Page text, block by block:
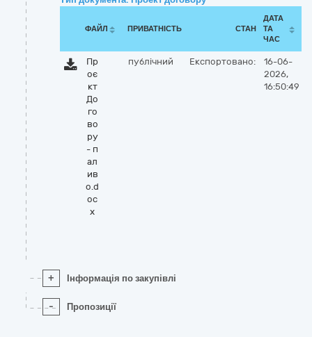
ФАЙЛ ПРИВАТНІСТЬ СТАН
ДАТА
ТА
ЧАС
Пр
оє
кт
До
го
во
ру
- п
ал
ив
о.d
oc
x
публічний Експортовано:
16-06-
2026,
16:50:49
+ Інформація по закупівлі
- Пропозиції